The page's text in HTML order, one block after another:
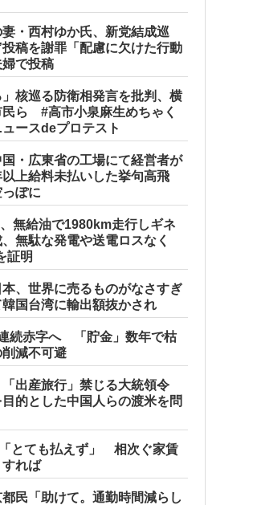
・西村ゆか氏、新党結成巡
投稿を謝罪「配慮に欠けた行動
で投稿
」核巡る防衛相発言を批判、横
民ら #高市小泉麻生めちゃく
ースdeプロテスト
・広東省の工場にて経営者が
上給料未払いした挙句高飛
ぽに
無給油で1980km走行しギネ
無駄な発電や送電ロスなく
証明
、世界に売るものがなさすぎ
国台湾に輸出額抜かされ
連続赤字へ 「貯金」数年で枯
減不可避
「出産旅行」禁じる大統領令
的とした中国人らの渡米を問
とても払えず」 相次ぐ家賃
れば
都民「助けて。通勤時間減らし